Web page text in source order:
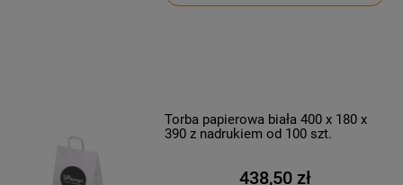
Torba papierowa biała 400 x 180 x
390 z nadrukiem od 100 szt.
438,50 zł